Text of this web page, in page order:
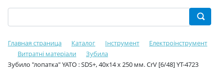
Главная страница Каталог Інструмент
Електроінструмент
Витратні матеріали
Зубила️
Зубило "лопатка" YATO : SDS+, 40х14 x 250 мм. CrV [6/48] YT-4723